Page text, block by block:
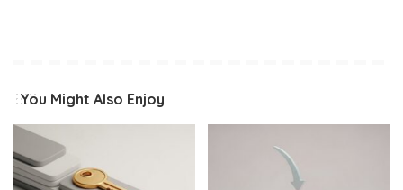
You Might Also Enjoy